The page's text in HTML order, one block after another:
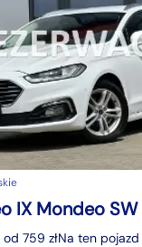
759 złNa ten